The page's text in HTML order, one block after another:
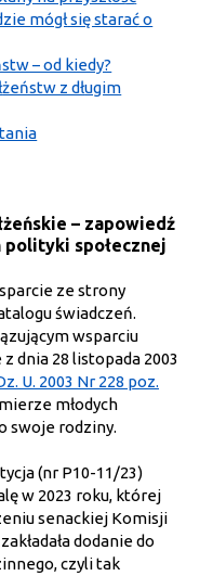
mógł się starać o
– od kiedy?
z długim
– zapowiedź
polityki społecznej
ze strony
świadczeń.
wsparciu
dnia 28 listopada 2003
U. 2003 Nr 228 poz.
młodych
swoje rodziny.
(nr P10-11/23)
w 2023 roku, której
senackiej Komisji
dodanie do
czyli tak